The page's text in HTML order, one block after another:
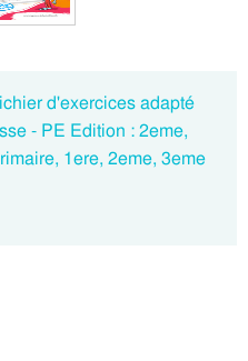
d'exercices adapté
- PE Edition : 2eme,
1ere, 2eme, 3eme